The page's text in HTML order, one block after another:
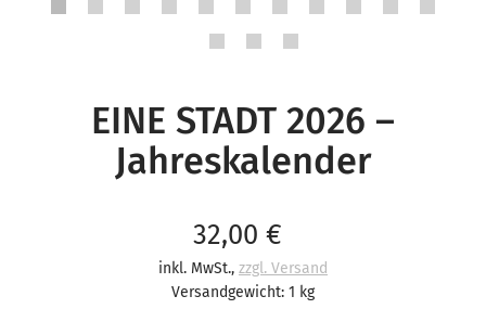
EINE STADT 2026 –
Jahreskalender
Verkaufspreis: 32,00 €
32,00 €
inkl. MwSt., zzgl. Versand
Versandgewicht: 1 kg